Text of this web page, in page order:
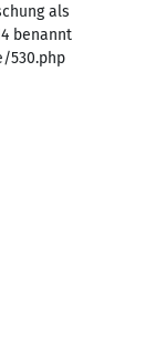
als
benannt
530.php